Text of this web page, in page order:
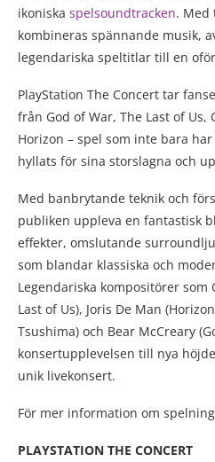
ikoniska spelsoundtracken. Med
kombineras spännande musik,
legendariska speltitlar till en
PlayStation The Concert tar
från God of War, The Last of Us,
Horizon – spel som inte bara
hyllats för sina storslagna och
Med banbrytande teknik och
publiken uppleva en fantastisk
effekter, omslutande
som blandar klassiska och
Legendariska kompositörer som
Last of Us), Joris De Man
Tsushima) och Bear McCreary
konsertupplevelsen till nya
unik livekonsert.
För mer information om
PLAYSTATION THE CONCERT